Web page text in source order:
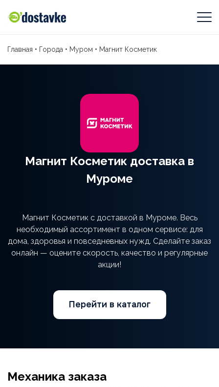
Главная • Города • Муром • Магнит Косметик
Магнит Косметик доставка в
Муроме
Магнит Косметик с доставкой в Муроме. Весь
необходимый ассортимент в одном сервисе: для
дома, здоровья и повседневных нужд. Сделайте заказ
онлайн — оцените скорость, качество и регулярные
акции!
Перейти в каталог
Механика заказа